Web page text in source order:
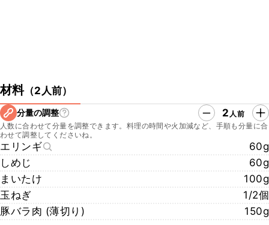
材料（2人前）
分量の調整 2 人前
人数に合わせて分量を調整できます。料理の時間や火加減など、手順も分量に合
わせて調整してくださいね。
エリンギ
60g
しめじ
60g
まいたけ
100g
玉ねぎ
1/2個
豚バラ肉 (薄切り)
150g